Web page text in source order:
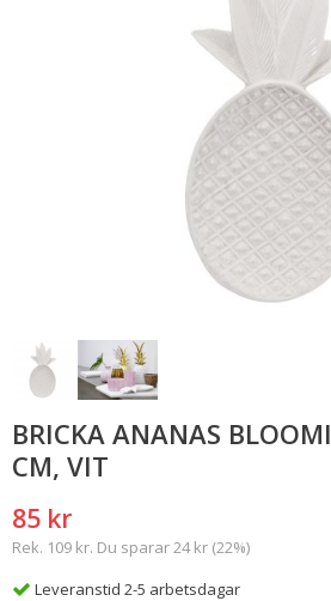
BRICKA ANANAS
CM, VIT
85 kr
Rek. 109 kr. Du sparar 24 kr (22%)
Leveranstid 2-5 arbetsdagar